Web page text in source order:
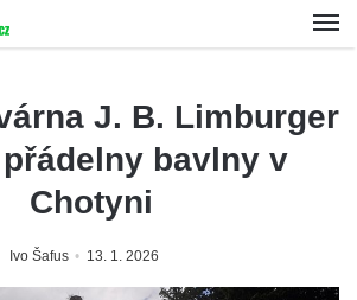
J. B. Limburger
bavlny v
Chotyni
Ivo Šafus 13. 1. 2026